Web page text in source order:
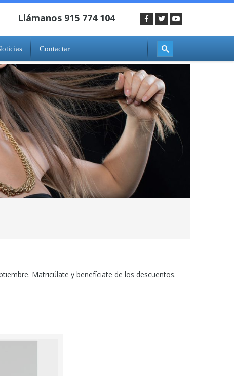
Contactar
Matricúlate y benefíciate de los descuentos.